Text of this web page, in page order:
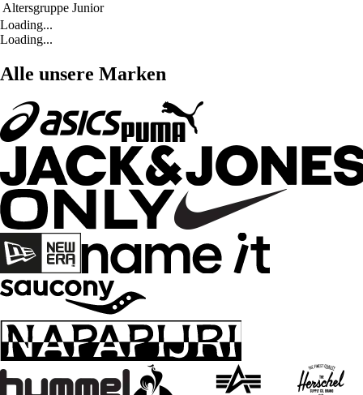
Altersgruppe Junior
Loading...
Loading...
Alle unsere Marken